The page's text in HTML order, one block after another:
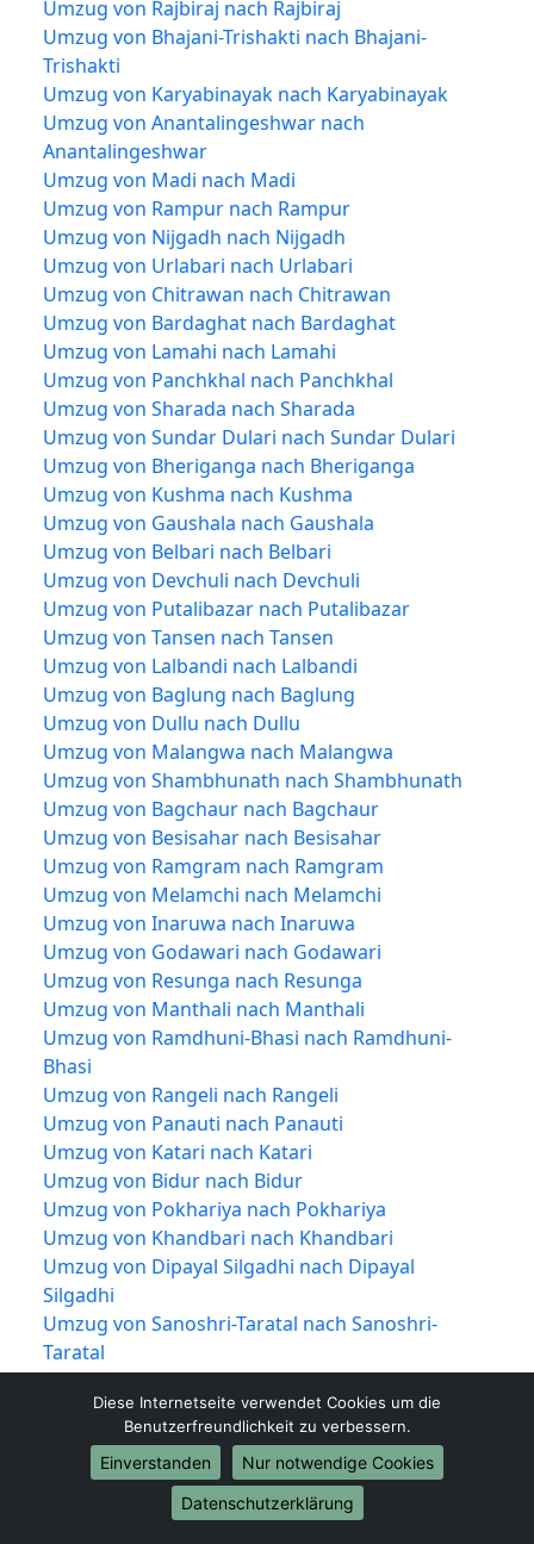
Umzug von Rajbiraj nach Rajbiraj
Umzug von Bhajani-Trishakti nach Bhajani-
Trishakti
Umzug von Karyabinayak nach Karyabinayak
Umzug von Anantalingeshwar nach
Anantalingeshwar
Umzug von Madi nach Madi
Umzug von Rampur nach Rampur
Umzug von Nijgadh nach Nijgadh
Umzug von Urlabari nach Urlabari
Umzug von Chitrawan nach Chitrawan
Umzug von Bardaghat nach Bardaghat
Umzug von Lamahi nach Lamahi
Umzug von Panchkhal nach Panchkhal
Umzug von Sharada nach Sharada
Umzug von Sundar Dulari nach Sundar Dulari
Umzug von Bheriganga nach Bheriganga
Umzug von Kushma nach Kushma
Umzug von Gaushala nach Gaushala
Umzug von Belbari nach Belbari
Umzug von Devchuli nach Devchuli
Umzug von Putalibazar nach Putalibazar
Umzug von Tansen nach Tansen
Umzug von Lalbandi nach Lalbandi
Umzug von Baglung nach Baglung
Umzug von Dullu nach Dullu
Umzug von Malangwa nach Malangwa
Umzug von Shambhunath nach Shambhunath
Umzug von Bagchaur nach Bagchaur
Umzug von Besisahar nach Besisahar
Umzug von Ramgram nach Ramgram
Umzug von Melamchi nach Melamchi
Umzug von Inaruwa nach Inaruwa
Umzug von Godawari nach Godawari
Umzug von Resunga nach Resunga
Umzug von Manthali nach Manthali
Umzug von Ramdhuni-Bhasi nach Ramdhuni-
Bhasi
Umzug von Rangeli nach Rangeli
Umzug von Panauti nach Panauti
Umzug von Katari nach Katari
Umzug von Bidur nach Bidur
Umzug von Pokhariya nach Pokhariya
Umzug von Khandbari nach Khandbari
Umzug von Dipayal Silgadhi nach Dipayal
Silgadhi
Umzug von Sanoshri-Taratal nach Sanoshri-
Taratal
Umzug von Bhrikuti nach Bhrikuti
Umzug von Duhabi-Bhaluwa nach Duhabi-
Umzug von Shankharapur nach Shankharapur
Umzug von Dudhauli nach Dudhauli
Umzug von Sabaila nach Sabaila
Diese Internetseite verwendet Cookies um die
Benutzerfreundlichkeit zu verbessern.
Einverstanden
Nur notwendige Cookies
Datenschutzerklärung